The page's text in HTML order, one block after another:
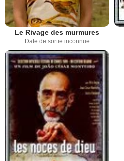
Le Rivage des murmures
Date de sortie inconnue